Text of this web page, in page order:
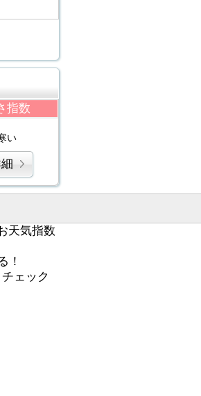
指数
い
天気指数
！
ェック